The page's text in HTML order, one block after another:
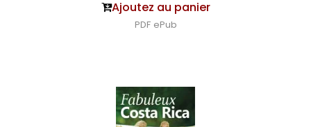
Ajoutez au panier
PDF ePub